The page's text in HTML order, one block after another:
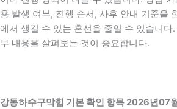
용 발생 여부, 진행 순서, 사후 안내 기준을
에서 생길 수 있는 혼선을 줄일 수 있습니다
부 내용을 살펴보는 것이 중요합니다.
강동하수구막힘 기본 확인 항목 2026년07